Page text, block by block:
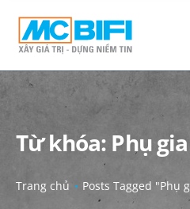
Từ khóa: Phụ
Trang chủ Posts Tagged "Phụ